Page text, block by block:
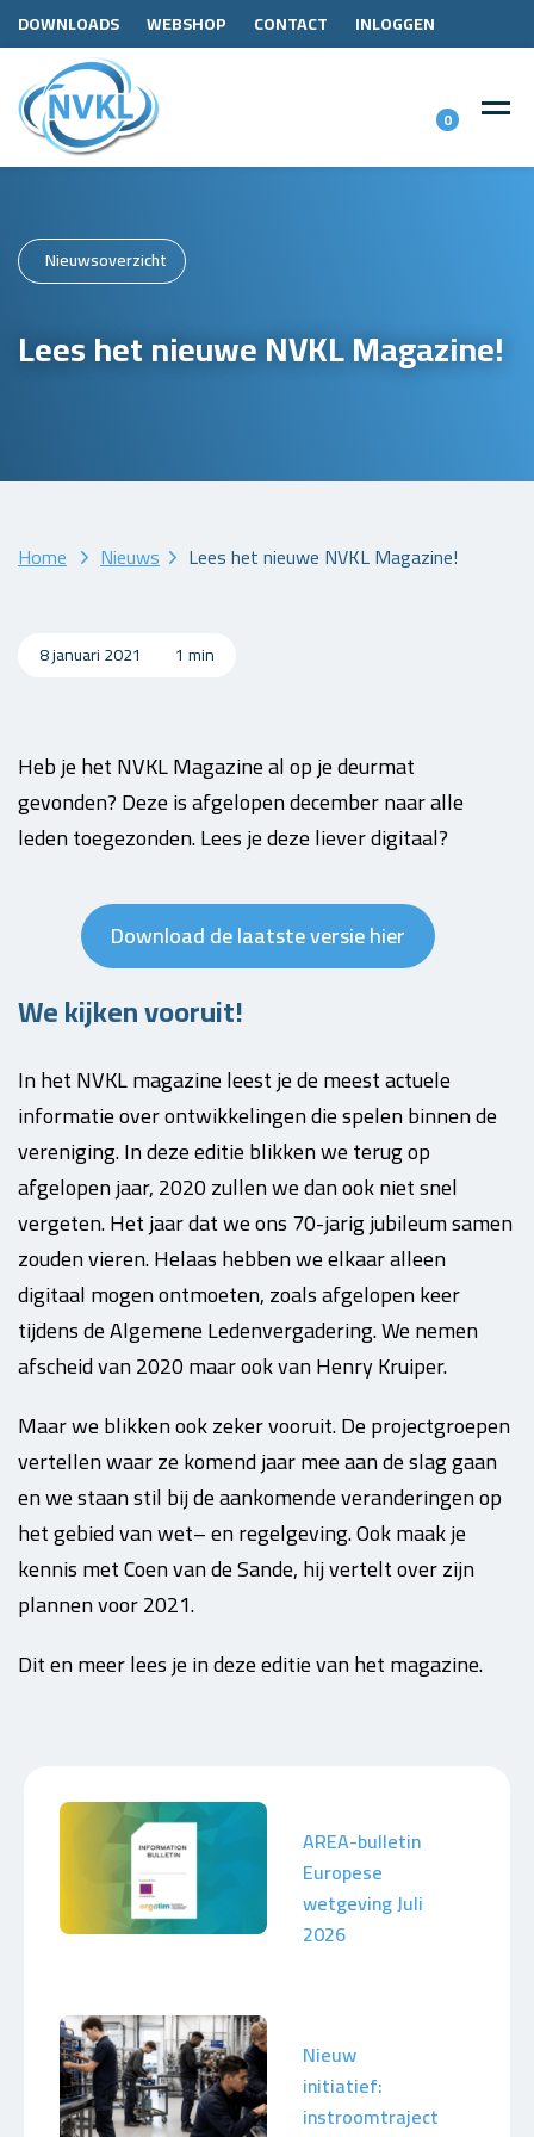
DOWNLOADS WEBSHOP CONTACT INLOGGEN
0
Nieuwsoverzicht
Lees het nieuwe NVKL Magazine!
Home Nieuws Lees het nieuwe NVKL Magazine!
8 januari 2021 1 min
Heb je het NVKL Magazine al op je deurmat
gevonden? Deze is afgelopen december naar alle
leden toegezonden. Lees je deze liever digitaal?
Download de laatste versie hier
We kijken vooruit!
In het NVKL magazine leest je de meest actuele
informatie over ontwikkelingen die spelen binnen de
vereniging. In deze editie blikken we terug op
afgelopen jaar, 2020 zullen we dan ook niet snel
vergeten. Het jaar dat we ons 70-jarig jubileum samen
zouden vieren. Helaas hebben we elkaar alleen
digitaal mogen ontmoeten, zoals afgelopen keer
tijdens de Algemene Ledenvergadering. We nemen
afscheid van 2020 maar ook van Henry Kruiper.
Maar we blikken ook zeker vooruit. De projectgroepen
vertellen waar ze komend jaar mee aan de slag gaan
en we staan stil bij de aankomende veranderingen op
het gebied van wet– en regelgeving. Ook maak je
kennis met Coen van de Sande, hij vertelt over zijn
plannen voor 2021.
Dit en meer lees je in deze editie van het magazine.
AREA-bulletin
Europese
wetgeving Juli
2026
Nieuw
initiatief:
instroomtraject